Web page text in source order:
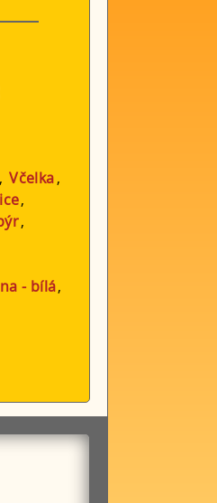
, Včelka,
,
,
- bílá,